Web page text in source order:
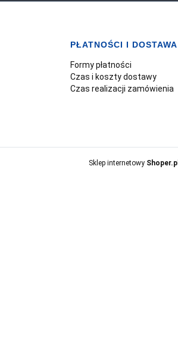
PŁATNOŚCI I DOSTAWA
Formy płatności
Czas i koszty dostawy
Czas realizacji zamówienia
Sklep internetowy Shoper.pl